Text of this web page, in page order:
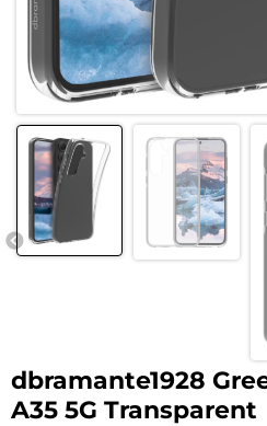
dbramante1928
A35 5G Transparent